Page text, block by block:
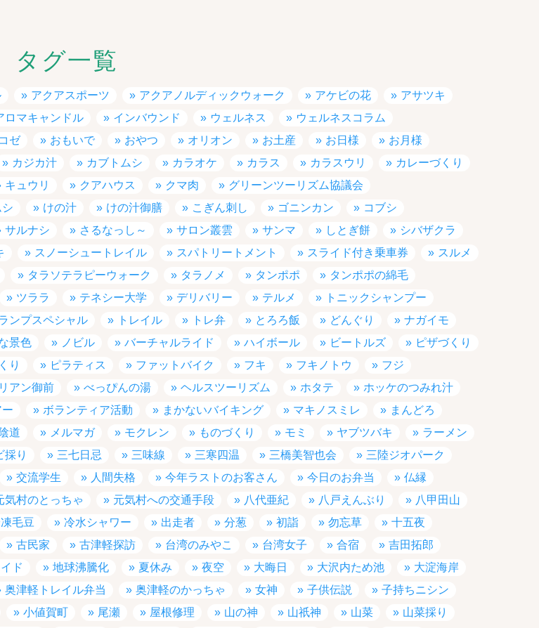
タグ一覧
アクアスポーツ アクアノルディックウォーク アケビの花
アサツキ
ロマキャンドル インバウンド ウェルネス
ウェルネスコラム
ゼ おもいで おやつ オリオン お土産 お日様
お月様
カジカ汁 カブトムシ カラオケ カラス カラスウリ
カレーづくり
キュウリ クアハウス クマ肉
グリーンツーリズム協議会
けの汁 けの汁御膳 こぎん刺し ゴニンカン
コブシ
サルナシ さるなっし～ サロン叢雲 サンマ しとぎ餅
シバザクラ
スノーシュートレイル スパトリートメント スライド付き乗車券
スルメ
タラソテラピーウォーク タラノメ タンポポ
タンポポの綿毛
ツララ テネシー大学 デリバリー テルメ
トニックシャンプー
ンプスペシャル トレイル トレ弁 とろろ飯 どんぐり
ナガイモ
景色 ノビル バーチャルライド ハイボール ビートルズ
ピザづくり
り ピラティス ファットバイク フキ フキノトウ
フジ
アン御前 べっぴんの湯 ヘルスツーリズム ホタテ
ホッケのつみれ汁
ボランティア活動 まかないバイキング マキノスミレ
まんどろ
道 メルマガ モクレン ものづくり モミ ヤブツバキ
ラーメン
採り 三七日忌 三味線 三寒四温 三橋美智也会
三陸ジオパーク
交流学生 人間失格 今年ラストのお客さん 今日のお弁当
仏縁
気村のとっちゃ 元気村への交通手段 八代亜紀 八戸えんぶり
八甲田山
毛豆 冷水シャワー 出走者 分葱 初詣 勿忘草
十五夜
古民家 古津軽探訪 台湾のみやこ 台湾女子 合宿
吉田拓郎
ド 地球沸騰化 夏休み 夜空 大晦日 大沢内ため池
大淀海岸
奥津軽トレイル弁当 奥津軽のかっちゃ 女神 子供伝説
子持ちニシン
小値賀町 尾瀬 屋根修理 山の神 山祇神 山菜
山菜採り